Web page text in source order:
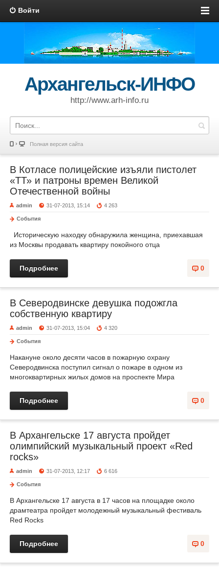
Войти
Архангельск-ИНФО
http://www.arh-info.ru
Полная версия сайта
В Котласе полицейские изъяли пистолет
«ТТ» и патроны времен Великой
Отечественной войны
admin 31-07-2013, 15:14 4 263
События
Историческую находку обнаружила женщина, приехавшая
из Москвы продавать квартиру покойного отца
0
Подробнее
В Северодвинске девушка подожгла
собственную квартиру
admin 31-07-2013, 15:04 4 320
События
Накануне около десяти часов в пожарную охрану
Северодвинска поступил сигнал о пожаре в одном из
многоквартирных жилых домов на проспекте Мира
0
Подробнее
В Архангельске 17 августа пройдет
олимпийский музыкальный проект «Red
rocks»
admin 31-07-2013, 12:17 6 616
События
В Архангельске 17 августа в 17 часов на площадке около
драмтеатра пройдет молодежный музыкальный фестиваль
Red Rocks
0
Подробнее